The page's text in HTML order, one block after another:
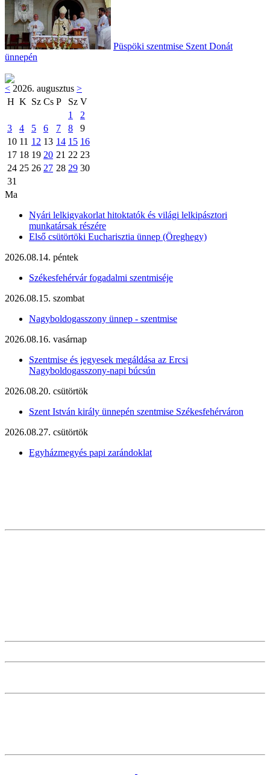
Püspöki szentmise Szent Donát
ünnepén
< 2026. augusztus >
H K Sz Cs P Sz V
1
2
3
4 5 6 7 8
9
10 11 12 13 14 15 16
17 18 19 20 21 22 23
24 25 26 27 28 29 30
31
Ma
Nyári lelkigyakorlat hitoktatók és világi lelkipásztori
munkatársak részére
Első csütörtöki Eucharisztia ünnep (Öreghegy)
2026.08.14. péntek
Székesfehérvár fogadalmi szentmiséje
2026.08.15. szombat
Nagyboldogasszony ünnep - szentmise
2026.08.16. vasárnap
Szentmise és jegyesek megáldása az Ercsi
Nagyboldogasszony-napi búcsún
2026.08.20. csütörtök
Szent István király ünnepén szentmise Székesfehérváron
2026.08.27. csütörtök
Egyházmegyés papi zarándoklat